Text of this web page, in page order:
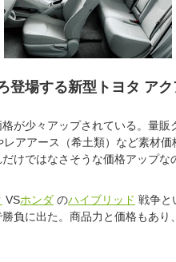
登場する新型トヨタ アク
が少々アップされている。量販
アアース（希土類）など素材
けではなさそうな価格アップな
VSホンダ のハイブリッド 戦争と
負に出た。商品力と価格もあ